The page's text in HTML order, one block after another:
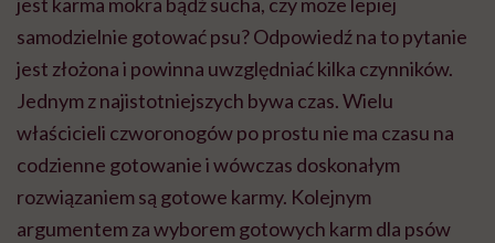
samodzielnie gotować psu? Odpowiedź na to pytanie
jest złożona i powinna uwzględniać kilka czynników.
Jednym z najistotniejszych bywa czas. Wielu
właścicieli czworonogów po prostu nie ma czasu na
codzienne gotowanie i wówczas doskonałym
rozwiązaniem są gotowe karmy. Kolejnym
argumentem za wyborem gotowych karm dla psów